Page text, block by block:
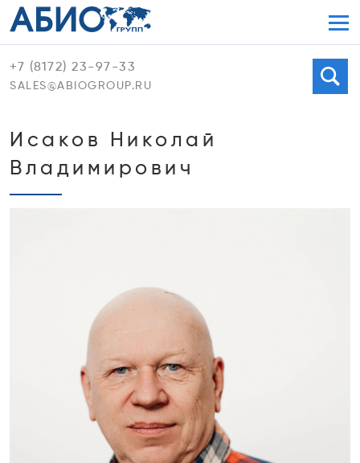
+7 (8172) 23-97-33
SALES@ABIOGROUP.RU
Поиск
Исаков Николай
Владимирович